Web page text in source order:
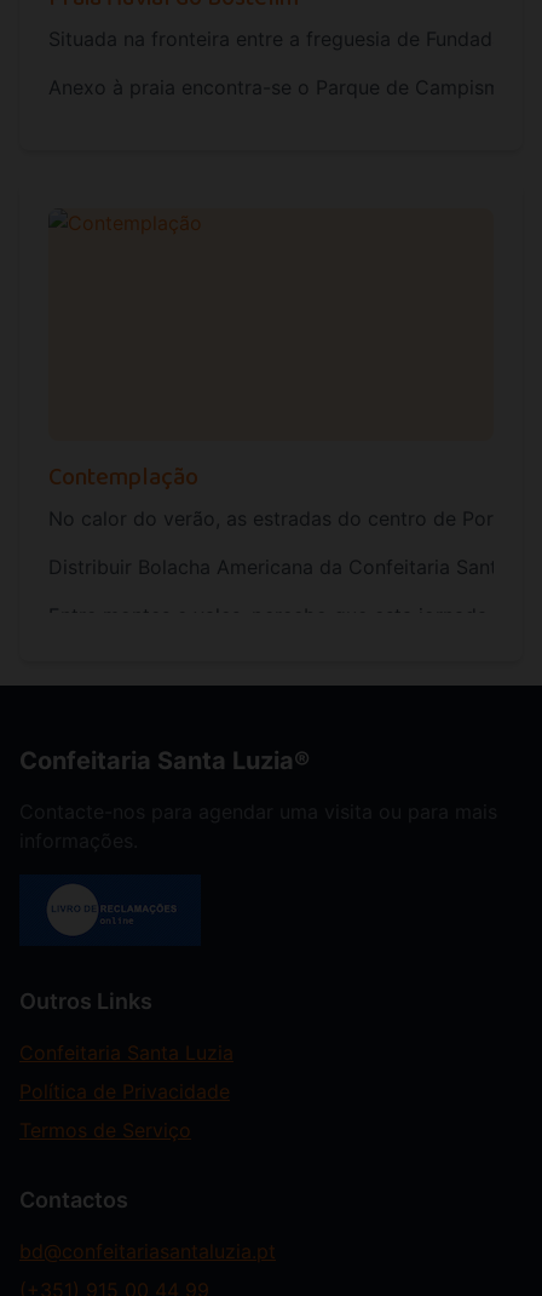
Situada na fronteira entre a freguesia de Fundada e
Anexo à praia encontra-se o Parque de Campismo
Contemplação
No calor do verão, as estradas do centro de
Distribuir Bolacha Americana da Confeitaria Santa
Entre montes e vales, percebo que esta jornada é
Confeitaria Santa Luzia®
Outros Links
Confeitaria Santa Luzia
Política de Privacidade
Termos de Serviço
Contactos
bd@confeitariasantaluzia.pt
(+351) 915 00 44 99